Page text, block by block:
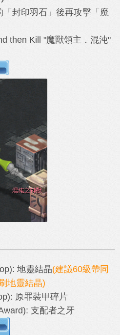
封印羽石」後再攻擊「魔
then Kill "魔獸領主．混沌"
: 地靈結晶(建議60級帶同
地靈結晶)
: 原罪裝甲碎片
: 支配者之牙